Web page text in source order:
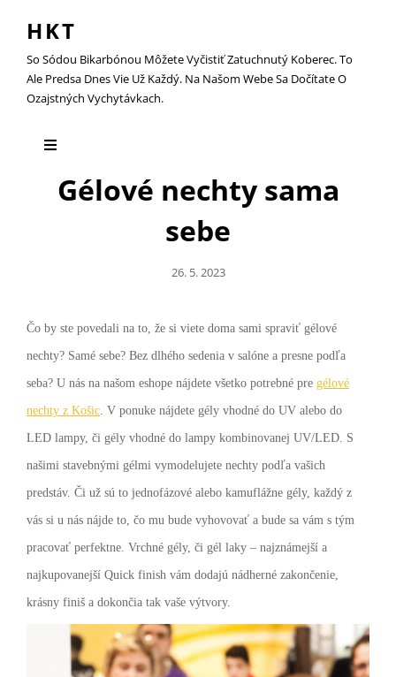
HKT
So Sódou Bikarbónou Môžete Vyčistiť Zatuchnutý Koberec. To
Ale Predsa Dnes Vie Už Každý. Na Našom Webe Sa Dočítate O
Ozajstných Vychytávkach.
Gélové nechty sama
sebe
Posted
26. 5. 2023
Čo by ste povedali na to, že si viete doma sami spraviť gélové
nechty? Samé sebe? Bez dlhého sedenia v salóne a presne podľa
seba? U nás na našom eshope nájdete všetko potrebné pre gélové
nechty z Košic. V ponuke nájdete gély vhodné do UV alebo do
LED lampy, či gély vhodné do lampy kombinovanej UV/LED. S
našimi stavebnými gélmi vymodelujete nechty podľa vašich
predstáv. Či už sú to jednofázové alebo kamuflážne gély, každý z
vás si u nás nájde to, čo mu bude vyhovovať a bude sa vám s tým
pracovať perfektne. Vrchné gély, či gél laky – najznámejší a
najkupovanejší Quick finish vám dodajú nádherné zakončenie,
krásny finiš a dokončia tak vaše výtvory.